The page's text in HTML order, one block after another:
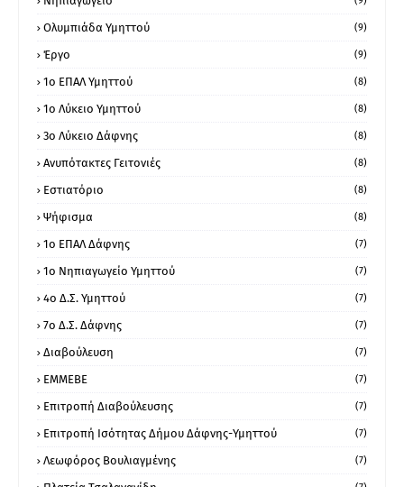
Ολυμπιάδα Υμηττού (9)
Έργο (9)
1o ΕΠΑΛ Υμηττού (8)
1ο Λύκειο Υμηττού (8)
3ο Λύκειο Δάφνης (8)
Ανυπότακτες Γειτονιές (8)
Εστιατόριο (8)
Ψήφισμα (8)
1ο ΕΠΑΛ Δάφνης (7)
1ο Νηπιαγωγείο Υμηττού (7)
4ο Δ.Σ. Υμηττού (7)
7ο Δ.Σ. Δάφνης (7)
Διαβούλευση (7)
ΕΜΜΕΒΕ (7)
Επιτροπή Διαβούλευσης (7)
Επιτροπή Ισότητας Δήμου Δάφνης-Υμηττού (7)
Λεωφόρος Βουλιαγμένης (7)